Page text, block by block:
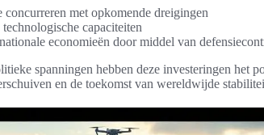
concurreren met opkomende dreigingen
capaciteiten
economieën door middel van
spanningen hebben deze investeringen het
en de toekomst van wereldwijde